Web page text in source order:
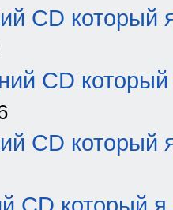
CD который
CD который
CD который